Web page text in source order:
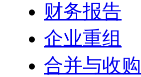
财务报告
企业重组
合并与收购